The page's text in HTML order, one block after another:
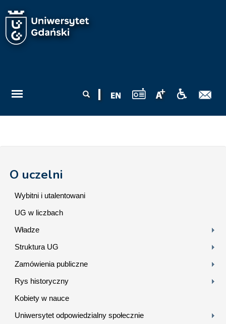
wyszukiwania
O uczelni
Wybitni i utalentowani
UG w liczbach
Władze
Struktura UG
Zamówienia publiczne
Rys historyczny
Kobiety w nauce
Uniwersytet odpowiedzialny społecznie